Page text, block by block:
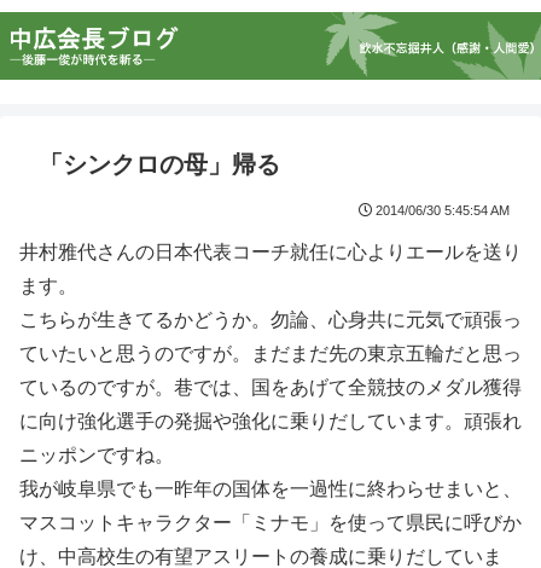
「シンクロの母」帰る
2014/06/30 5:45:54 AM
井村雅代さんの日本代表コーチ就任に心よりエールを送り
ます。
こちらが生きてるかどうか。勿論、心身共に元気で頑張っ
ていたいと思うのですが。まだまだ先の東京五輪だと思っ
ているのですが。巷では、国をあげて全競技のメダル獲得
に向け強化選手の発掘や強化に乗りだしています。頑張れ
ニッポンですね。
我が岐阜県でも一昨年の国体を一過性に終わらせまいと、
マスコットキャラクター「ミナモ」を使って県民に呼びか
け、中高校生の有望アスリートの養成に乗りだしていま